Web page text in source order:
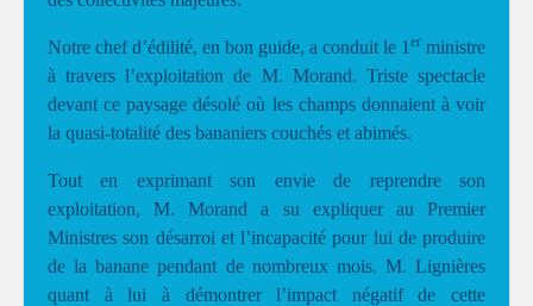
Notre chef d’édilité, en bon guide, a conduit le 1 er ministre
à travers l’exploitation de M. Morand. Triste spectacle
devant ce paysage désolé où les champs donnaient à voir
la quasi-totalité des bananiers couchés et abimés.
Tout en exprimant son envie de reprendre son
exploitation, M. Morand a su expliquer au Premier
Ministres son désarroi et l’incapacité pour lui de produire
de la banane pendant de nombreux mois. M. Lignières
quant à lui à démontrer l’impact négatif de cette